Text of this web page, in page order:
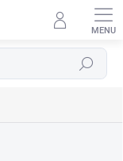
Hledat